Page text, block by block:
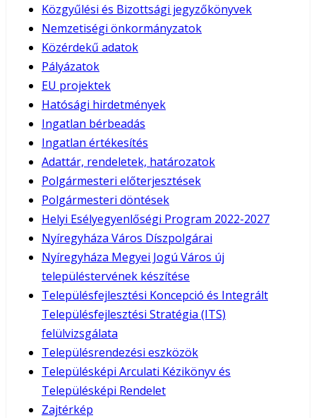
Közgyűlési és Bizottsági jegyzőkönyvek
Nemzetiségi önkormányzatok
Közérdekű adatok
Pályázatok
EU projektek
Hatósági hirdetmények
Ingatlan bérbeadás
Ingatlan értékesítés
Adattár, rendeletek, határozatok
Polgármesteri előterjesztések
Polgármesteri döntések
Helyi Esélyegyenlőségi Program 2022-2027
Nyíregyháza Város Díszpolgárai
Nyíregyháza Megyei Jogú Város új
településtervének készítése
Településfejlesztési Koncepció és Integrált
Településfejlesztési Stratégia (ITS)
felülvizsgálata
Településrendezési eszközök
Településképi Arculati Kézikönyv és
Településképi Rendelet
Zajtérkép